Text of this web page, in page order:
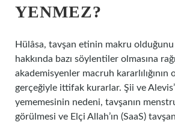
YENMEZ?
Hülâsa, tavşan etinin makru
hakkında bazı söylentiler olmasına
akademisyenler macruh kararlılığının
gerçeğiyle ittifak kurarlar. Şii ve
yememesinin nedeni, tavşanın
görülmesi ve Elçi Allah’ın (SaaS)